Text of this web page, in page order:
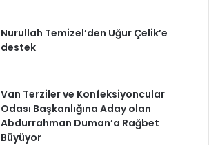
Nurullah Temizel’den Uğur Çelik’e
destek
Van Terziler ve Konfeksiyoncular
Odası Başkanlığına Aday olan
Abdurrahman Duman’a Rağbet
Büyüyor